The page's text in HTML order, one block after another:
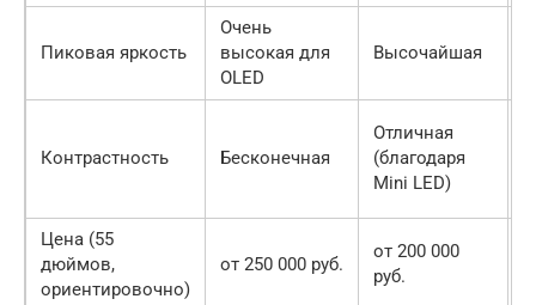
Пиковая яркость
Очень
высокая для
OLED
Высочайшая
Контрастность Бесконечная
Отличная
(благодаря
Mini LED)
Цена (55
дюймов,
ориентировочно)
от 250 000 руб.
от 200 000
руб.